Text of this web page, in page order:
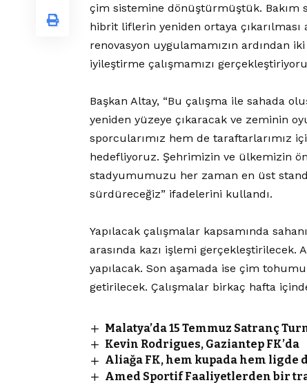
çim sistemine dönüştürmüştük. Bakım
hibrit liflerin yeniden ortaya çıkarılması
renovasyon uygulamamızın ardından
iyileştirme çalışmamızı
Başkan Altay, “Bu çalışma ile sahada
yeniden yüzeye çıkaracak ve zeminin
sporcularımız hem de taraftarlarımız
hedefliyoruz. Şehrimizin ve ülkemizin
stadyumumuzu her zaman en üst
sürdüreceğiz” ifadelerini kullandı.
Yapılacak çalışmalar kapsamında
arasında kazı işlemi gerçekleştirilecek.
yapılacak. Son aşamada ise çim
getirilecek. Çalışmalar birkaç hafta
Malatya’da 15 Temmuz Satranç
Kevin Rodrigues, Gaziantep FK’da
Aliağa FK, hem kupada hem ligde
Amed Sportif Faaliyetlerden bir